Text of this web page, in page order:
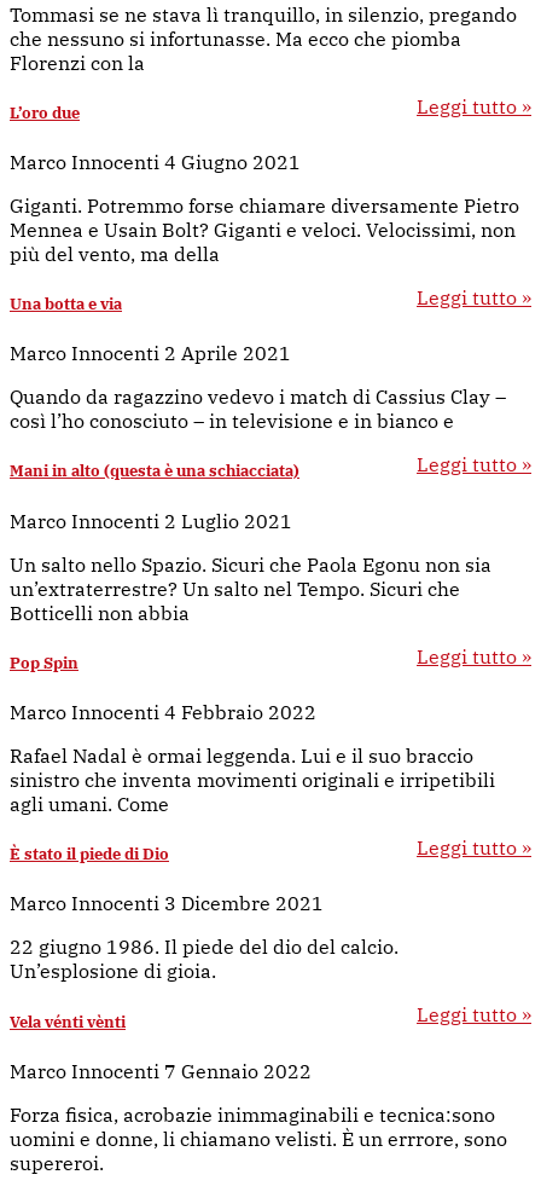
Tommasi se ne stava lì tranquillo, in silenzio, pregando
che nessuno si infortunasse. Ma ecco che piomba
Florenzi con la
Leggi tutto »
L’oro due
Marco Innocenti 4 Giugno 2021
Giganti. Potremmo forse chiamare diversamente Pietro
Mennea e Usain Bolt? Giganti e veloci. Velocissimi, non
più del vento, ma della
Leggi tutto »
Una botta e via
Marco Innocenti 2 Aprile 2021
Quando da ragazzino vedevo i match di Cassius Clay –
così l’ho conosciuto – in televisione e in bianco e
Leggi tutto »
Mani in alto (questa è una schiacciata)
Marco Innocenti 2 Luglio 2021
Un salto nello Spazio. Sicuri che Paola Egonu non sia
un’extraterrestre? Un salto nel Tempo. Sicuri che
Botticelli non abbia
Leggi tutto »
Pop Spin
Marco Innocenti 4 Febbraio 2022
Rafael Nadal è ormai leggenda. Lui e il suo braccio
sinistro che inventa movimenti originali e irripetibili
agli umani. Come
Leggi tutto »
È stato il piede di Dio
Marco Innocenti 3 Dicembre 2021
22 giugno 1986. Il piede del dio del calcio.
Un’esplosione di gioia.
Leggi tutto »
Vela vénti vènti
Marco Innocenti 7 Gennaio 2022
Forza fisica, acrobazie inimmaginabili e tecnica:sono
uomini e donne, li chiamano velisti. È un errrore, sono
supereroi.